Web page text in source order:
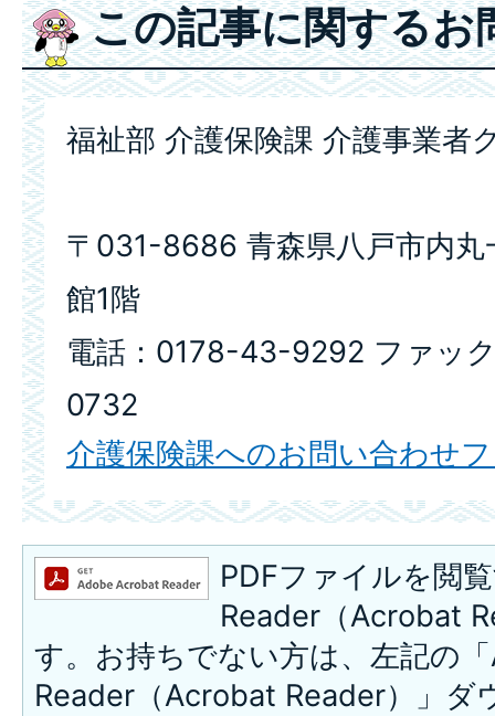
この記事に関するお
福祉部 介護保険課 介護事業者
〒031-8686 青森県八戸市内丸
館1階
電話：0178-43-9292 ファッ
0732
介護保険課へのお問い合わせ
PDFファイルを閲
Reader（Acrobat
す。お持ちでない方は、左記の
Reader（Acrobat Reader）」ダ